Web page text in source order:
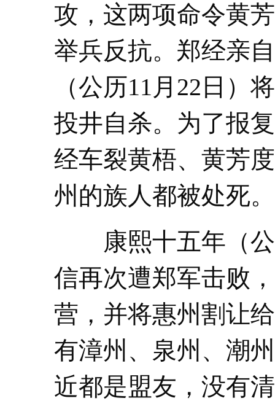
攻，这两项命令黄
举兵反抗。郑经亲
（公历11月22日）
投井自杀。为了报
经车裂黄梧、黄芳
州的族人都被处死。
康熙十五年（公
信再次遭郑军击败
营，并将惠州割让
有漳州、泉州、潮
近都是盟友，没有